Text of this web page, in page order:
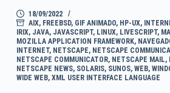
18/09/2022
AIX, FREEBSD, GIF ANIMADO, HP-UX,
IRIX, JAVA, JAVASCRIPT, LINUX, LIVESCRIPT,
MOZILLA APPLICATION FRAMEWORK,
INTERNET, NETSCAPE, NETSCAPE
NETSCAPE COMMUNICATOR, NETSCAPE MAIL,
NETSCAPE NEWS, SOLARIS, SUNOS, WEB,
WIDE WEB, XML USER INTERFACE LANGUAGE